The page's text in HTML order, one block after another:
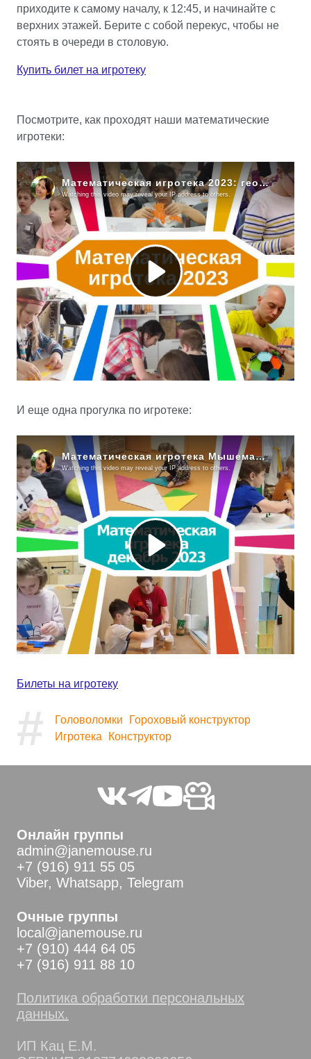
приходите к самому началу, к 12:45, и начинайте с
верхних этажей. Берите с собой перекус, чтобы не
стоять в очереди в столовую.
Купить билет на игротеку
Посмотрите, как проходят наши математические
игротеки:
И еще одна прогулка по игротеке:
Билеты на игротеку
# Головоломки
Гороховый конструктор
Игротека
Конструктор
Онлайн группы
admin@janemouse.ru
+7 (916) 911 55 05
Viber, Whatsapp, Telegram
Очные группы
local@janemouse.ru
+7 (910) 444 64 05
+7 (916) 911 88 10
Политика обработки персональных
данных.
ИП Кац Е.М.